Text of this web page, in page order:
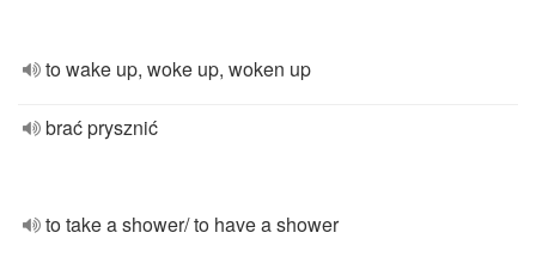
to wake up, woke up, woken up
brać prysznić
to take a shower/ to have a shower